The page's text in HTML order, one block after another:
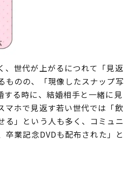
世代が上がるにつれて「見返
ものの、「現像したスナップ写
る時に、結婚相手と一緒に見
マホで見返す若い世代では「飲
る」という人も多く、コミュニ
業記念DVDも配布された」と